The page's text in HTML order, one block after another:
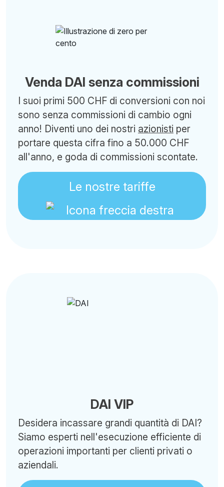
Venda DAI senza commissioni
I suoi primi 500 CHF di conversioni con noi
sono senza commissioni di cambio ogni
anno! Diventi uno dei nostri azionisti per
portare questa cifra fino a 50.000 CHF
all'anno, e goda di commissioni scontate.
Le nostre tariffe
DAI VIP
Desidera incassare grandi quantità di DAI?
Siamo esperti nell'esecuzione efficiente di
operazioni importanti per clienti privati o
aziendali.